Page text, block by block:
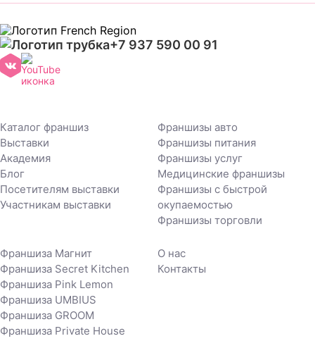
+7 937 590 00 91
Каталог франшиз
Выставки
Академия
Блог
Посетителям выставки
Участникам выставки
Франшизы авто
Франшизы питания
Франшизы услуг
Медицинские франшизы
Франшизы с быстрой
окупаемостью
Франшизы торговли
Франшиза Магнит
Франшиза Secret Kitchen
Франшиза Pink Lemon
Франшиза UMBIUS
Франшиза GROOM
Франшиза Private House
О нас
Контакты